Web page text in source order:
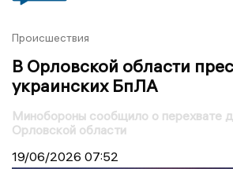
Происшествия
В Орловской области
украинских БпЛА
Минобороны сообщило о перехвате
Орловской области
19/06/2026 07:52